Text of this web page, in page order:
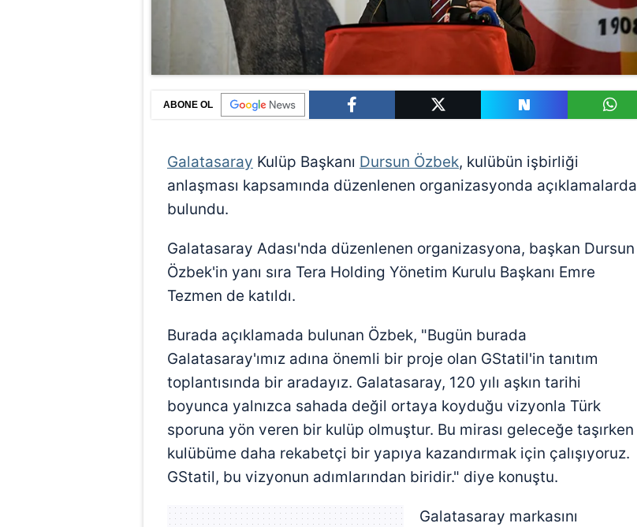
ABONE OL
Galatasaray Kulüp Başkanı Dursun Özbek, kulübün işbirliği
anlaşması kapsamında düzenlenen organizasyonda açıklamalarda
bulundu.
Galatasaray Adası'nda düzenlenen organizasyona, başkan Dursun
Özbek'in yanı sıra Tera Holding Yönetim Kurulu Başkanı Emre
Tezmen de katıldı.
Burada açıklamada bulunan Özbek, "Bugün burada
Galatasaray'ımız adına önemli bir proje olan GStatil'in tanıtım
toplantısında bir aradayız. Galatasaray, 120 yılı aşkın tarihi
boyunca yalnızca sahada değil ortaya koyduğu vizyonla Türk
sporuna yön veren bir kulüp olmuştur. Bu mirası geleceğe taşırken
kulübüme daha rekabetçi bir yapıya kazandırmak için çalışıyoruz.
GStatil, bu vizyonun adımlarından biridir." diye konuştu.
Galatasaray markasını